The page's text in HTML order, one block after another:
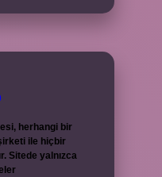
herhangi bir
ile hiçbir
Sitede yalnızca